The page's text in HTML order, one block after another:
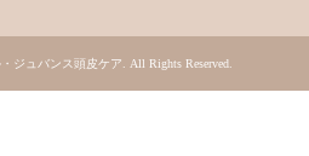
ジュバンス頭皮ケア . All Rights Reserved.